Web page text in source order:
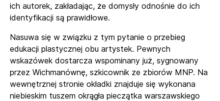
ich autorek, zakładając, że domysły odnośnie do ich
identyfikacji są prawidłowe.
Nasuwa się w związku z tym pytanie o przebieg
edukacji plastycznej obu artystek. Pewnych
wskazówek dostarcza wspominany już, sygnowany
przez Wichmanównę, szkicownik ze zbiorów MNP. Na
wewnętrznej stronie okładki znajduje się wykonana
niebieskim tuszem okrągła pieczątka warszawskiego